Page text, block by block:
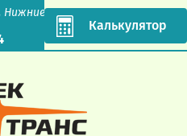
Нижние
Калькулятор